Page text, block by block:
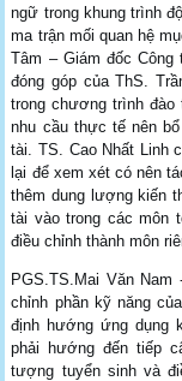
ngữ trong khung trình
ma trận mối quan hệ
Tâm – Giám đốc
đóng góp của ThS.
trong chương trình
nhu cầu thực tế nên
tài. TS. Cao Nhất Linh
lại để xem xét có nên
thêm dung lượng kiến
tài vào trong các môn
điều chỉnh thành môn
PGS.TS.Mai Văn
chỉnh phần kỹ năng
định hướng ứng dụng
phải hướng đến tiếp
tượng tuyển sinh và